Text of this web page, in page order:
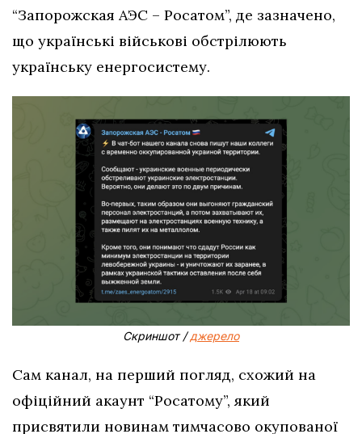
“Запорожская АЭС – Росатом”, де зазначено,
що українські військові обстрілюють
українську енергосистему.
Скриншот /джерело
Сам канал, на перший погляд, схожий на
офіційний акаунт “Росатому”, який
присвятили новинам тимчасово окупованої